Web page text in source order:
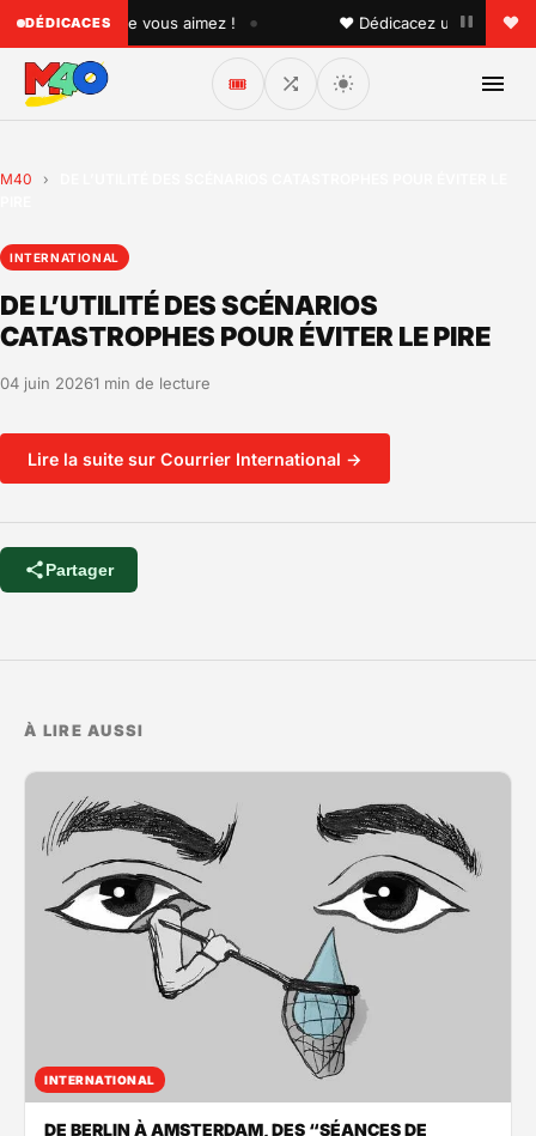
DÉDICACES
quelqu'un que vous aimez ! • ♥ Dédicacez un titre à vos
🎟️
M40 ›
INTERNATIONAL
DE L’UTILITÉ DES SCÉNARIOS
CATASTROPHES POUR ÉVITER LE PIRE
04 juin 20261 min de lecture
Lire la suite sur Courrier International →
Partager
À LIRE AUSSI
INTERNATIONAL
DE BERLIN À AMSTERDAM, DES “SÉANCES DE